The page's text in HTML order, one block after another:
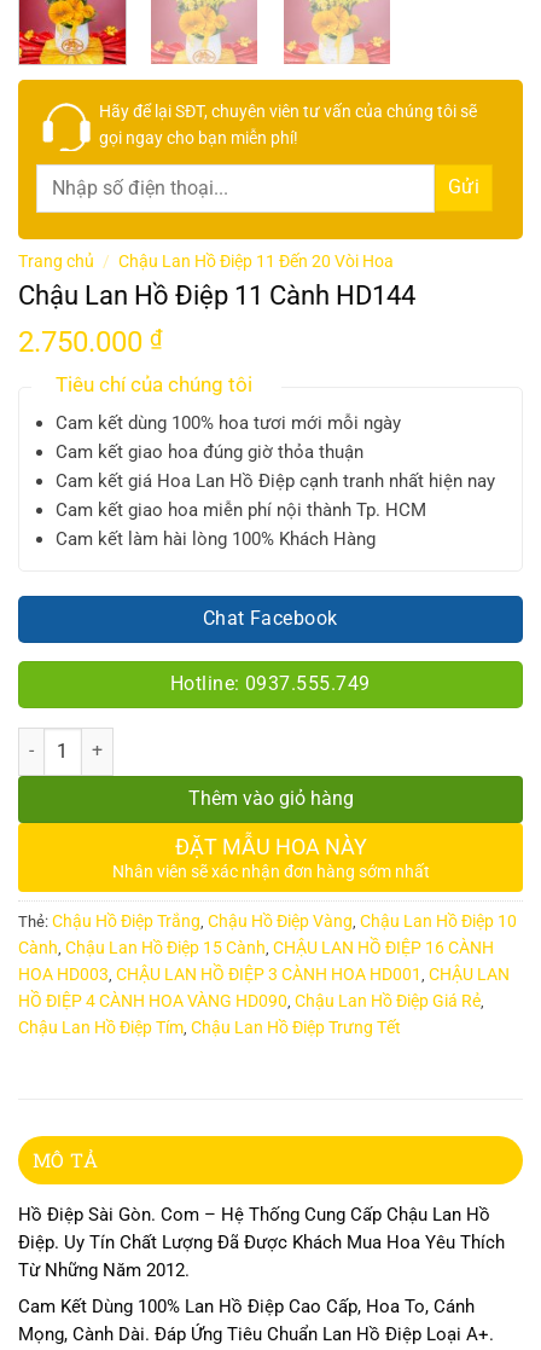
Hãy để lạiSĐT, chuyên viên tư vấn của chúng tôi sẽ
gọi ngay cho bạn miễn phí!
Trang chủ / Chậu Lan Hồ Điệp 11 Đến 20 Vòi Hoa
Chậu Lan Hồ Điệp 11 Cành HD144
2.750.000 ₫
Tiêu chí của chúng tôi
Cam kết dùng 100% hoa tươi mới mỗi ngày
Cam kết giao hoa đúng giờ thỏa thuận
Cam kết giá Hoa Lan Hồ Điệp cạnh tranh nhất hiện nay
Cam kết giao hoa miễn phí nội thành Tp. HCM
Cam kết làm hài lòng 100% Khách Hàng
Chat Facebook
Hotline: 0937.555.749
Số lượng
Thêm vào giỏ hàng
ĐẶT MẪU HOA NÀY
Nhân viên sẽ xác nhận đơn hàng sớm nhất
Thẻ: Chậu Hồ Điệp Trắng Chậu Hồ Điệp Vàng Chậu Lan Hồ Điệp 10
Cành Chậu Lan Hồ Điệp 15 Cành CHẬU LAN HỒ ĐIỆP 16 CÀNH
HOA HD003 CHẬU LAN HỒ ĐIỆP 3 CÀNH HOA HD001 CHẬU LAN
HỒ ĐIỆP 4 CÀNH HOA VÀNG HD090 Chậu Lan Hồ Điệp Giá Rẻ
Chậu Lan Hồ Điệp Tím Chậu Lan Hồ Điệp Trưng Tết
MÔ TẢ
Hồ Điệp Sài Gòn. Com – Hệ Thống Cung Cấp Chậu Lan Hồ
Điệp. Uy Tín Chất Lượng Đã Được Khách Mua Hoa Yêu Thích
Từ Những Năm 2012.
Cam Kết Dùng 100% Lan Hồ Điệp Cao Cấp, Hoa To, Cánh
Mọng, Cành Dài. Đáp Ứng Tiêu Chuẩn Lan Hồ Điệp Loại A+.